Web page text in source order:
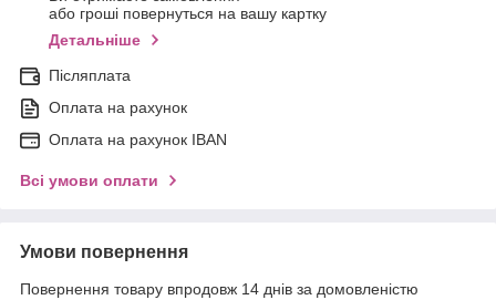
або гроші повернуться на вашу картку
Детальніше
Післяплата
Оплата на рахунок
Оплата на рахунок IBAN
Всі умови оплати
Умови повернення
Повернення товару впродовж 14 днів за домовленістю